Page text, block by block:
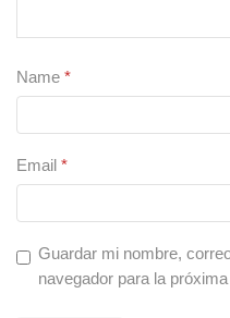
Name *
Email *
Guardar mi nombre,
navegador para la